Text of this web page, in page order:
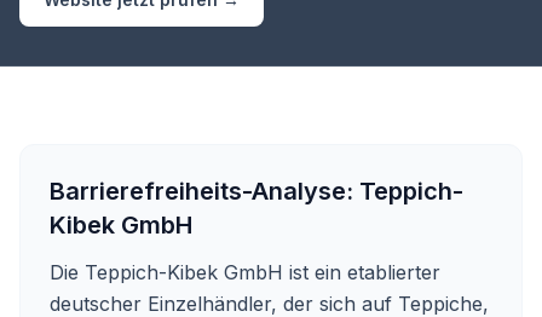
Barrierefreiheits-Analyse: Teppich-
Kibek GmbH
Die Teppich-Kibek GmbH ist ein etablierter
deutscher Einzelhändler, der sich auf Teppiche,